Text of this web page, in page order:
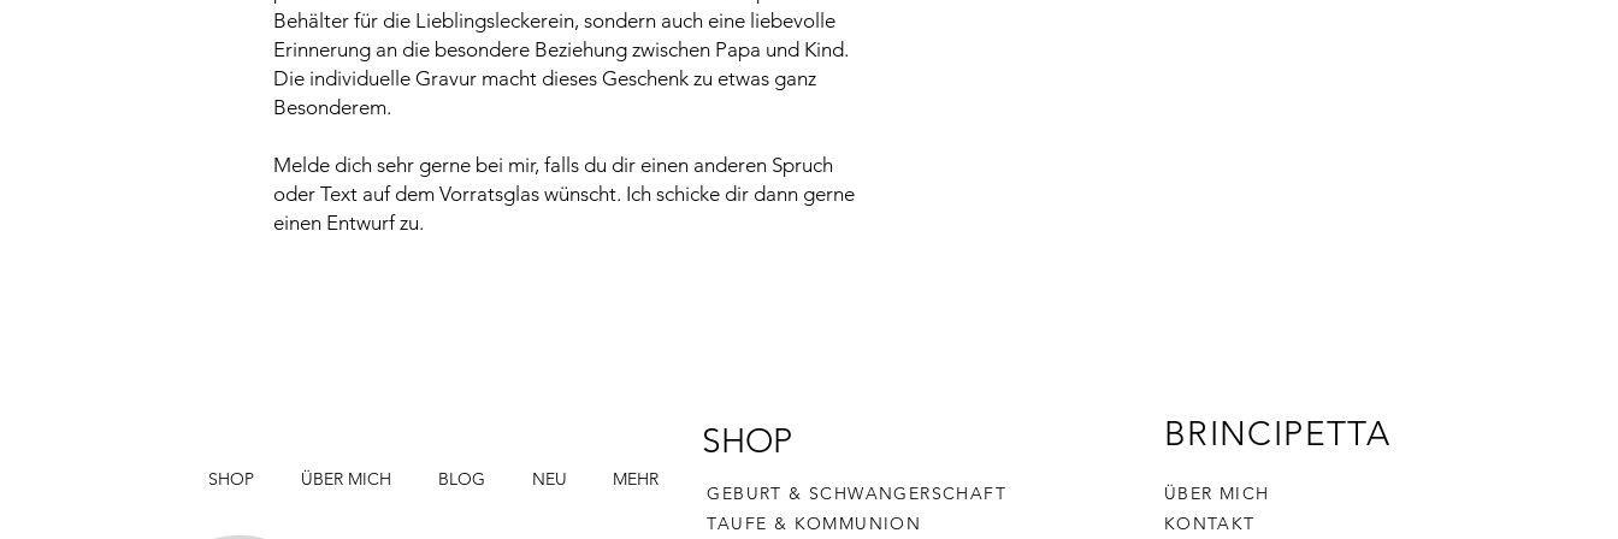
Behälter für die Lieblingsleckerein, sondern auch eine liebevolle
Erinnerung an die besondere Beziehung zwischen Papa und Kind.
Die individuelle Gravur macht dieses Geschenk zu etwas ganz
Besonderem.
Melde dich sehr gerne bei mir, falls du dir einen anderen Spruch
oder Text auf dem Vorratsglas wünscht. Ich schicke dir dann gerne
einen Entwurf zu.
SHOP
GEBURT & SCHWANGERSCHAFT
TAUFE & KOMMUNION
BRINCIPETTA
ÜBER MICH
KONTAKT
SHOP ÜBER MICH BLOG NEU MEHR